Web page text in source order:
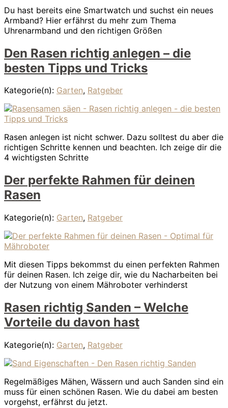
Du hast bereits eine Smartwatch und suchst ein neues
Armband? Hier erfährst du mehr zum Thema
Uhrenarmband und den richtigen Größen
Den Rasen richtig anlegen – die
besten Tipps und Tricks
Kategorie(n): Garten, Ratgeber
Rasen anlegen ist nicht schwer. Dazu solltest du aber die
richtigen Schritte kennen und beachten. Ich zeige dir die
4 wichtigsten Schritte
Der perfekte Rahmen für deinen
Rasen
Kategorie(n): Garten, Ratgeber
Mit diesen Tipps bekommst du einen perfekten Rahmen
für deinen Rasen. Ich zeige dir, wie du Nacharbeiten bei
der Nutzung von einem Mähroboter verhinderst
Rasen richtig Sanden – Welche
Vorteile du davon hast
Kategorie(n): Garten, Ratgeber
Regelmäßiges Mähen, Wässern und auch Sanden sind ein
muss für einen schönen Rasen. Wie du dabei am besten
vorgehst, erfährst du jetzt.